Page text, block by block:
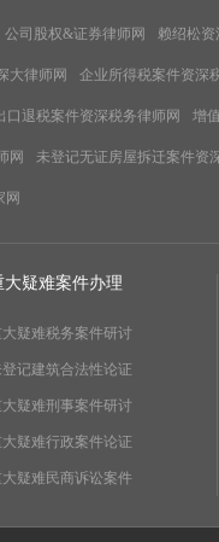
公司股权&证券律师网 赖绍松资
大律师网 企业所得税案件资深
口退税案件资深税务律师网 增
网 未登记无证房屋拆迁案件资
网
大疑难案件办理
疑难税务案件研讨
登记建筑合法性论证
疑难刑事案件研讨
疑难行政案件论证
疑难民商诉讼案件